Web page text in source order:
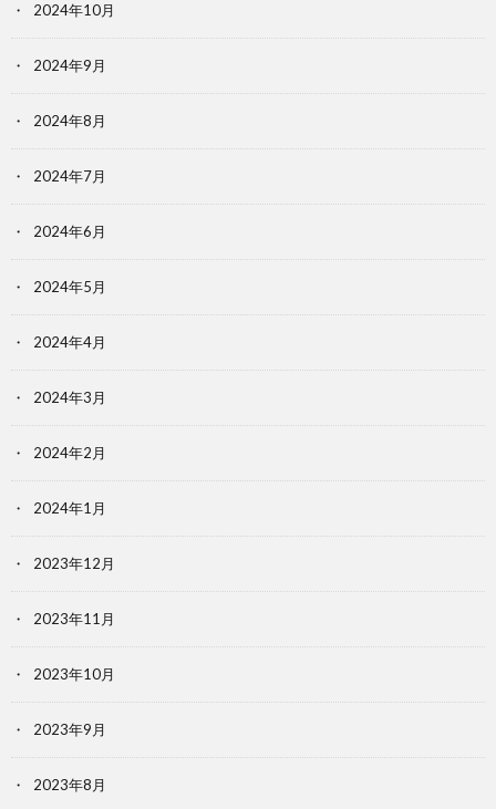
2024年10月
2024年9月
2024年8月
2024年7月
2024年6月
2024年5月
2024年4月
2024年3月
2024年2月
2024年1月
2023年12月
2023年11月
2023年10月
2023年9月
2023年8月